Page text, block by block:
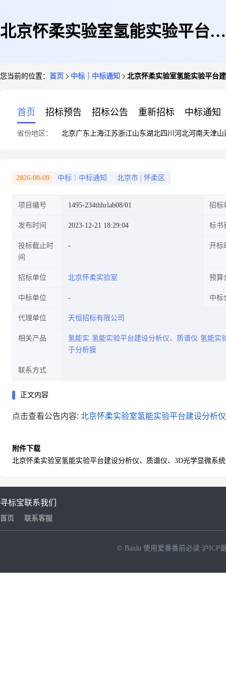
北京怀柔实验室氢能实验平台建
您当前的位置： 首页 中标｜中标通知 北京怀柔实验室氢能实验平台
首页 招标预告 招标公告 重新招标 中标通知
省份地区： 北京广东 上海江苏浙江山东湖北四川 河北河南天津山
2026-08-09 中标｜中标通知 北京市 怀柔区
项目编号 1495-234thhrlab08/01 招标
发布时间 2023-12-21 18:29:04 标书
投标截止时
间
开标
招标单位 北京怀柔实验室 预算
中标单位 中标
代理单位 天恒招标有限公司
相关产品 氢能实 氢能实验平台建设分析仪、质谱仪 氢能实
于分析膜
联系方式
正文内容
点击查看公告内容: 北京怀柔实验室氢能实验平台建设分析
附件下载
北京怀柔实验室氢能实验平台建设分析仪、质谱仪、3D光学显微系
寻标宝
首页
联系我们
联系客服
© Baidu 使用爱番番前必读 沪ICP